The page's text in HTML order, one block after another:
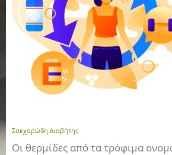
Σακχαρώδη Διαβήτης
Οι θερμίδες από τα τρόφιμα